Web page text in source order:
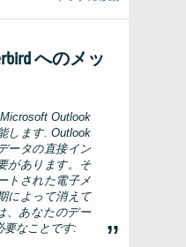
へのメッ
Outlook
します. Outlook
ータの直接イン
があります。そ
トされた電子メ
によって消えて
、あなたのデー
要なことです: